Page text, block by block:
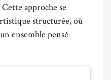
approche se
structurée, où
ensemble pensé